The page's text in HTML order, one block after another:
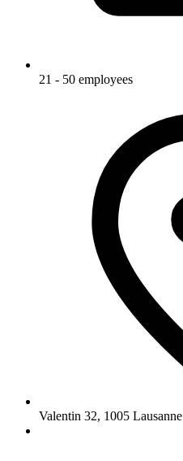
21 - 50 employees
Valentin 32, 1005 Lausanne